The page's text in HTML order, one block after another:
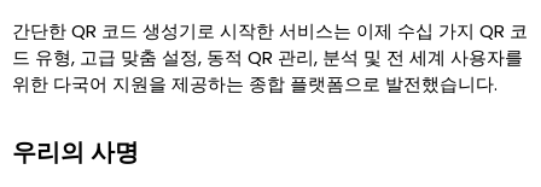
간단한 QR 코드 생성기로 시작한 서비스는 이제 수십 가지 QR 코
드 유형, 고급 맞춤 설정, 동적 QR 관리, 분석 및 전 세계 사용자를
위한 다국어 지원을 제공하는 종합 플랫폼으로 발전했습니다.
우리의 사명